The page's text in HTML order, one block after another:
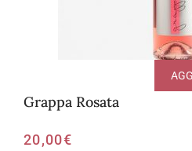
Grappa Rosata
20,00€